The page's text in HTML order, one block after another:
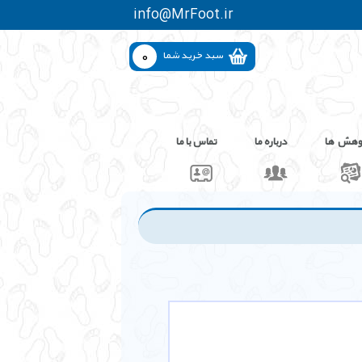
info@MrFoot.ir
0
سبد خرید شما
ها درباره ما تماس با ما